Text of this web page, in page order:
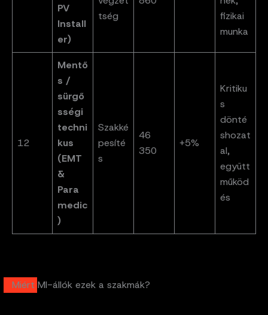
PV
Install
er)
tség
fizikai
munka
12
Mentő
s /
sürgő
sségi
techni
kus
(EMT
&
Para
medic
)
Szakké
pesíté
s
46
350
+5%
Kritiku
s
dönté
shozat
al,
együtt
működ
és
Miért MI-állók ezek a szakmák?